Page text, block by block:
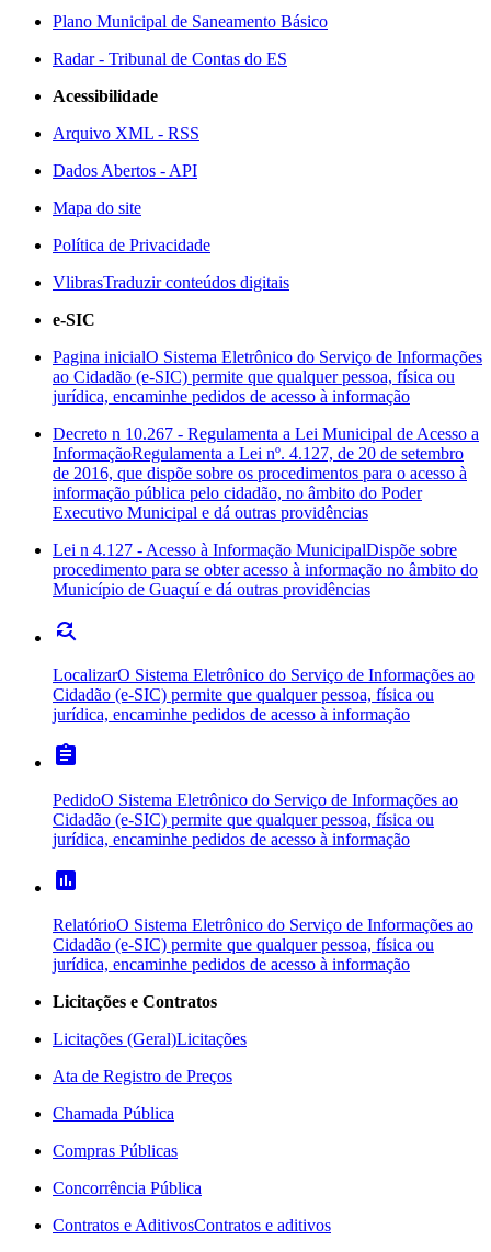
Plano Municipal de Saneamento Básico
Radar - Tribunal de Contas do ES
Acessibilidade
Arquivo XML - RSS
Dados Abertos - API
Mapa do site
Política de Privacidade
VlibrasTraduzir conteúdos digitais
e-SIC
Pagina inicialO Sistema Eletrônico do Serviço de Informações
ao Cidadão (e-SIC) permite que qualquer pessoa, física ou
jurídica, encaminhe pedidos de acesso à informação
Decreto n 10.267 - Regulamenta a Lei Municipal de Acesso a
InformaçãoRegulamenta a Lei nº. 4.127, de 20 de setembro
de 2016, que dispõe sobre os procedimentos para o acesso à
informação pública pelo cidadão, no âmbito do Poder
Executivo Municipal e dá outras providências
Lei n 4.127 - Acesso à Informação MunicipalDispõe sobre
procedimento para se obter acesso à informação no âmbito do
Município de Guaçuí e dá outras providências
find_replace
LocalizarO Sistema Eletrônico do Serviço de Informações ao
Cidadão (e-SIC) permite que qualquer pessoa, física ou
jurídica, encaminhe pedidos de acesso à informação
assignment
PedidoO Sistema Eletrônico do Serviço de Informações ao
Cidadão (e-SIC) permite que qualquer pessoa, física ou
jurídica, encaminhe pedidos de acesso à informação
poll
RelatórioO Sistema Eletrônico do Serviço de Informações ao
Cidadão (e-SIC) permite que qualquer pessoa, física ou
jurídica, encaminhe pedidos de acesso à informação
Licitações e Contratos
Licitações (Geral)Licitações
Ata de Registro de Preços
Chamada Pública
Compras Públicas
Concorrência Pública
Contratos e AditivosContratos e aditivos